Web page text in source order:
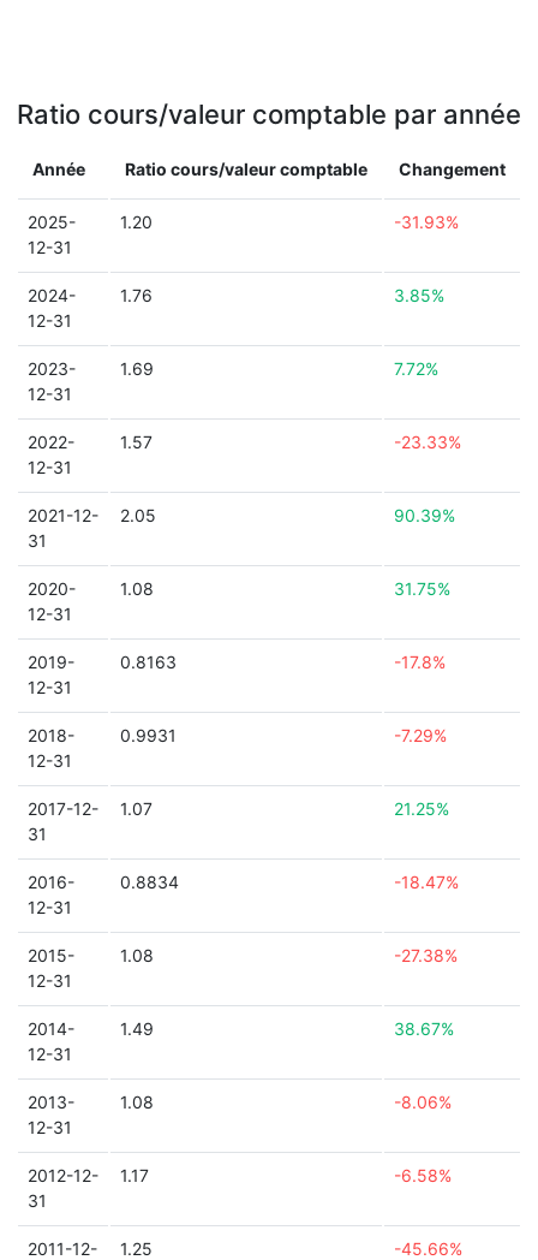
Ratio cours/valeur comptable par année
Année Ratio cours/valeur comptable Changement
2025-
12-31
1.20 -31.93%
2024-
12-31
1.76 3.85%
2023-
12-31
1.69 7.72%
2022-
12-31
1.57 -23.33%
2021-12-
31
2.05 90.39%
2020-
12-31
1.08 31.75%
2019-
12-31
0.8163 -17.8%
2018-
12-31
0.9931 -7.29%
2017-12-
31
1.07 21.25%
2016-
12-31
0.8834 -18.47%
2015-
12-31
1.08 -27.38%
2014-
12-31
1.49 38.67%
2013-
12-31
1.08 -8.06%
2012-12-
31
1.17 -6.58%
2011-12-
1.25 -45.66%